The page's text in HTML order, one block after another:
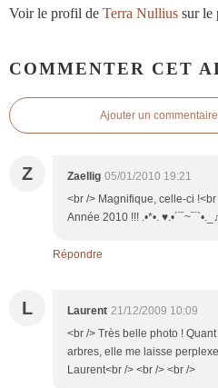
Voir le profil de Terra Nullius sur le
COMMENTER CET
Ajouter un commentaire
Z Zaellig 05/01/2010 19:21
<br /> Magnifique, celle-ci !<br
Année 2010 !!! .•*•.
Répondre
L Laurent 21/12/2009 10:09
<br /> Très belle photo !
arbres, elle me laisse
Laurent<br /> <br /> <br />